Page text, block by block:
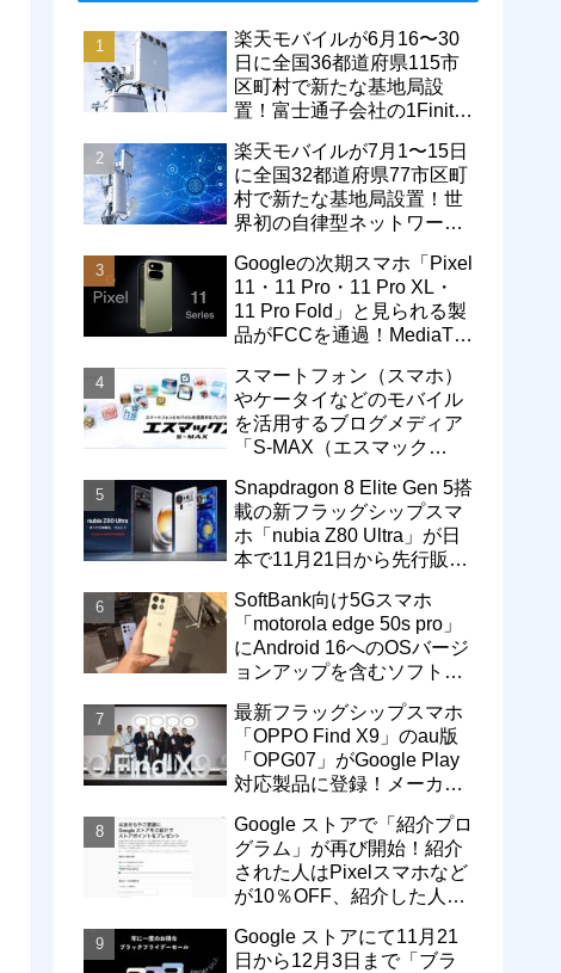
楽天モバイルが6月16〜30
日に全国36都道府県115市
区町村で新たな基地局設
置！富士通子会社の1Finity
エリアが拡大
楽天モバイルが7月1〜15日
に全国32都道府県77市区町
村で新たな基地局設置！世
界初の自律型ネットワーク
通信品質も改善
Googleの次期スマホ「Pixel
11・11 Pro・11 Pro XL・
11 Pro Fold」と見られる製
品がFCCを通過！MediaTek
スマートフォン（スマホ）
やケータイなどのモバイル
を活用するブログメディア
「S-MAX（エスマック
Snapdragon 8 Elite Gen 5搭
載の新フラッグシップスマ
ホ「nubia Z80 Ultra」が日
本で11月21日から先行販
SoftBank向け5Gスマホ
「motorola edge 50s pro」
にAndroid 16へのOSバージ
ョンアップを含むソフトウ
最新フラッグシップスマホ
「OPPO Find X9」のau版
「OPG07」がGoogle Play
対応製品に登録！メーカー
売へ
Google ストアで「紹介プロ
グラム」が再び開始！紹介
された人はPixelスマホなど
が10％OFF、紹介した人は
ト付与
Google ストアにて11月21
日から12月3日まで「ブラ